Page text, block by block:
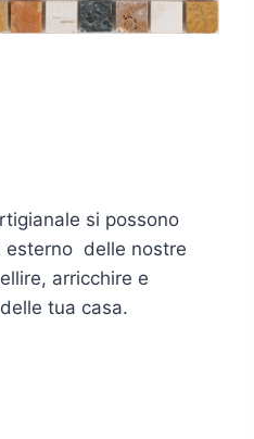
si possono
esterno delle nostre
arricchire e
tua casa.